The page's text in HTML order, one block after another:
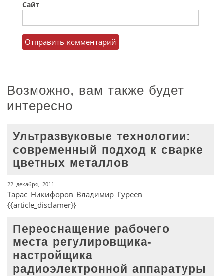
Сайт
Возможно, вам также будет
интересно
Ультразвуковые технологии:
современный подход к сварке
цветных металлов
22 декабря, 2011
Тарас Никифоров Владимир Гуреев
{{article_disclamer}}
Переоснащение рабочего
места регулировщика-
настройщика
радиоэлектронной аппаратуры